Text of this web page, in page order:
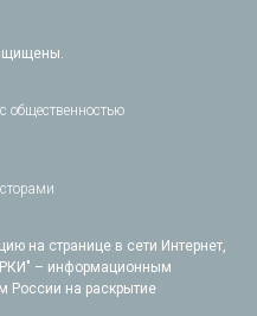
общественностью
на странице в сети Интернет,
– информационным
России на раскрытие